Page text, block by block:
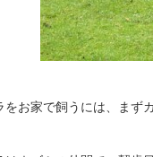
をお家で飼うには、まず